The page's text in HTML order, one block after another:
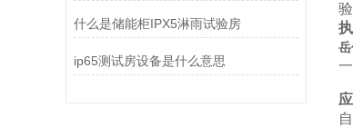
什么是储能柜IPX5淋雨试验房
ip65测试房设备是什么意思